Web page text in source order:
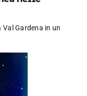
Gardena in un